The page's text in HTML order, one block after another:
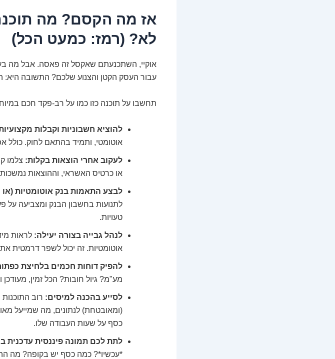
אז מה הקסם? מה
לא? (רמז: כמעט הכל)
אוקיי, השתכנעתם שאקסל זה פאסה. אבל מה
עבור העסק הקטן והצנוע שלכם? התשובה היא:
תחשבו על תוכנה כזו כמו על רב-פקד חכם
להוציא חשבוניות וקבלות
אוטומטי, ותמיד בהתאם לחוק. כולל
לעקוב אחרי הוצאות בקלות: צלמו
או כרטיס האשראי, וההוצאות
לבצע התאמות בנק אוטומטיות
לתנועות בחשבון הבנק ומצביעה על
טעויות.
לנהל גבייה בצורה יעילה: לראות
אוטומטיות. זה יכול לשפר דרמטית
להפיק דוחות חכמים בלחיצת
מע"מ? גיול חובות? הכל זמין,
לסייע בהכנה למיסים: רוב
(ומאובטחת) לנתונים, מה שמייעל
כסף על שעות העבודה שלו.
לתת לכם תמונה פיננסית עדכנית
*עכשיו*? כמה כסף יש בקופה? מה